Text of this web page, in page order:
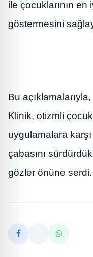
ile çocuklarının
göstermesini
Bu
Klinik, otizmli
uygulamalara
çabasını
gözler önüne serdi.